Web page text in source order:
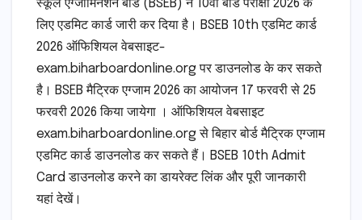
स्कूल एग्जामिनेशन बोर्ड (BSEB) ने 10वीं बोर्ड परीक्षा 2026 के
लिए एडमिट कार्ड जारी कर दिया है। BSEB 10th एडमिट कार्ड
2026 ऑफिशियल वेबसाइट-
exam.biharboardonline.org पर डाउनलोड के कर सकते
है। BSEB मैट्रिक एग्जाम 2026 का आयोजन 17 फरवरी से 25
फरवरी 2026 किया जायेगा । ऑफिशियल वेबसाइट
exam.biharboardonline.org से बिहार बोर्ड मैट्रिक एग्जाम
एडमिट कार्ड डाउनलोड कर सकते हैं। BSEB 10th Admit
Card डाउनलोड करने का डायरेक्ट लिंक और पूरी जानकारी
यहां देखें।